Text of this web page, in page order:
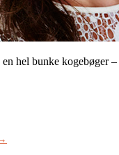
hel bunke kogebøger –